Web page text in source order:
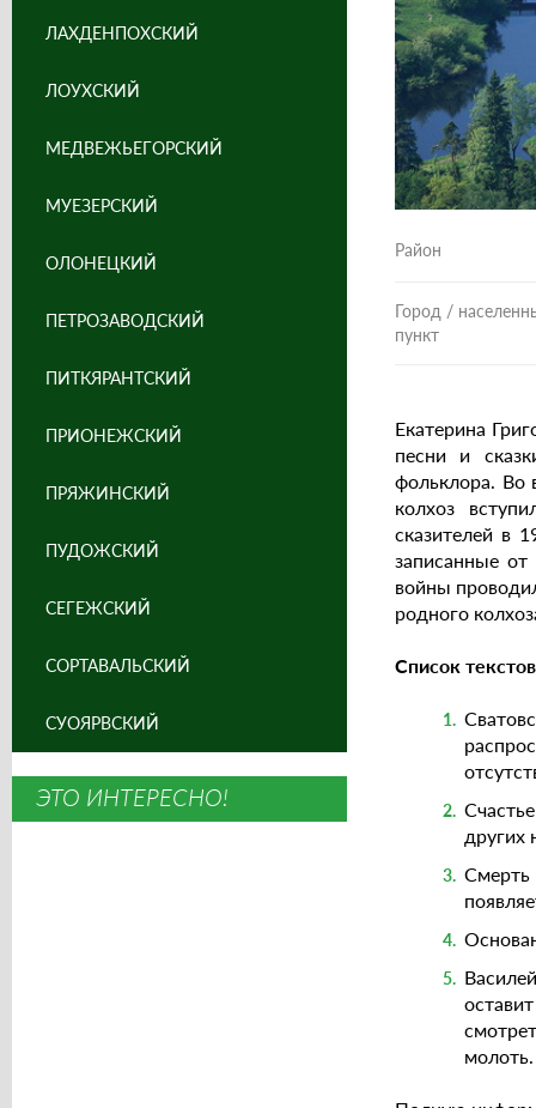
Район
Город /
пункт
Екатерина
песни и
фольклора. Во
колхоз
сказителей в
записанные от
войны
родного
Список текстов
других
Смерть
ЛАХДЕНПОХСКИЙ
ЛОУХСКИЙ
МЕДВЕЖЬЕГОРСКИЙ
МУЕЗЕРСКИЙ
ОЛОНЕЦКИЙ
ПЕТРОЗАВОДСКИЙ
ПИТКЯРАНТСКИЙ
ПРИОНЕЖСКИЙ
ПРЯЖИНСКИЙ
ПУДОЖСКИЙ
СЕГЕЖСКИЙ
СОРТАВАЛЬСКИЙ
СУОЯРВСКИЙ
ЭТО ИНТЕРЕСНО!